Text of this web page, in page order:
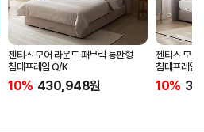
젠티스 모어 라운드 패브릭 통판형
침대프레임 Q/K
10% 430,948원
젠티스 모어
침대프레임
10%